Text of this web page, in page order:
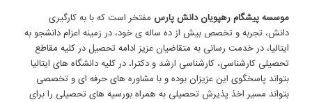
موسسه پیشگام رهپویان دانش پارس مفتخر است که با به کارگیری
دانش، تجربه و تخصص بیش از ده ساله ی خود، در زمینه اعزام دانشجو به
ایتالیا، در خدمت رسانی به متقاضیان عزیز ادامه تحصیل در کلیه مقاطع
تحصیلی کارشناسی، کارشناسی ارشد و دکترا، در کلیه دانشگاه های ایتالیا
بتواند پاسخگوی این عزیزان بوده و با مشاوره های حرفه ای و تخصصی
بتواند مسیر اخذ پذیرش تحصیلی به همراه بورسیه های تحصیلی را برای